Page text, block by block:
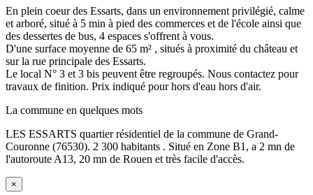
En plein coeur des Essarts, dans un environnement privilégié, calme
et arboré, situé à 5 min à pied des commerces et de l'école ainsi que
des dessertes de bus, 4 espaces s'offrent à vous.
D'une surface moyenne de 65 m² , situés à proximité du château et
sur la rue principale des Essarts.
Le local N° 3 et 3 bis peuvent être regroupés. Nous contactez pour
travaux de finition. Prix indiqué pour hors d'eau hors d'air.
La commune en quelques mots
LES ESSARTS quartier résidentiel de la commune de Grand-
Couronne (76530). 2 300 habitants . Situé en Zone B1, a 2 mn de
l'autoroute A13, 20 mn de Rouen et très facile d'accès.
×